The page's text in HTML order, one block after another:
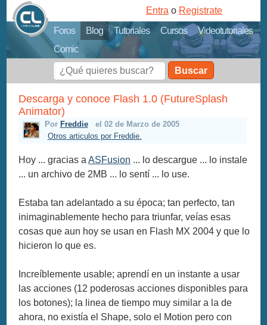
Foros Blog Tutoriales Cursos
Videotutoriales
Comic
Entra o Registrate
Buscar
Descarga y conoce Flash 1.0 (FutureSplash
Animator)
Por Freddie
el 02 de Marzo de 2005
Otros articulos por Freddie.
Hoy ... gracias aASFusion ... lo descargue ... lo instale
... un archivo de 2MB ... lo sentí ... lo use.
Estaba tan adelantado a su época; tan perfecto, tan
inimaginablemente hecho para triunfar, veías esas
cosas que aun hoy se usan en Flash MX 2004 y que lo
hicieron lo que es.
Increíblemente usable; aprendí en un instante a usar
las acciones (12 poderosas acciones disponibles para
los botones); la linea de tiempo muy similar a la de
ahora, no existía el Shape, solo el Motion pero con